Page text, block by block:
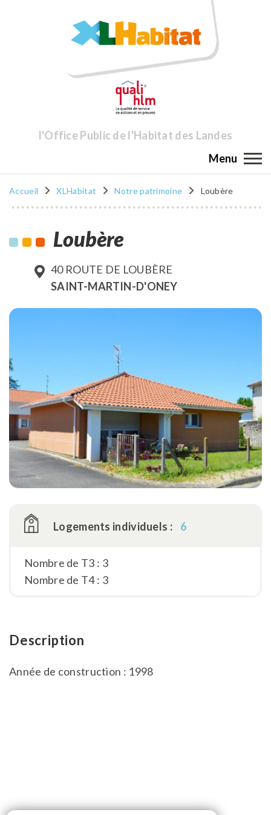
l'Office Public de l'Habitat des Landes
Menu
Accueil XLHabitat Notre patrimoine Loubère
Loubère
40 ROUTE DE LOUBÈRE
SAINT-MARTIN-D'ONEY
Logements individuels : 6
Nombre de T3 : 3
Nombre de T4 : 3
Description
Année de construction : 1998